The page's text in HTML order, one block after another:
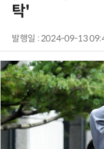
탁'
발행일 : 2024-09-13